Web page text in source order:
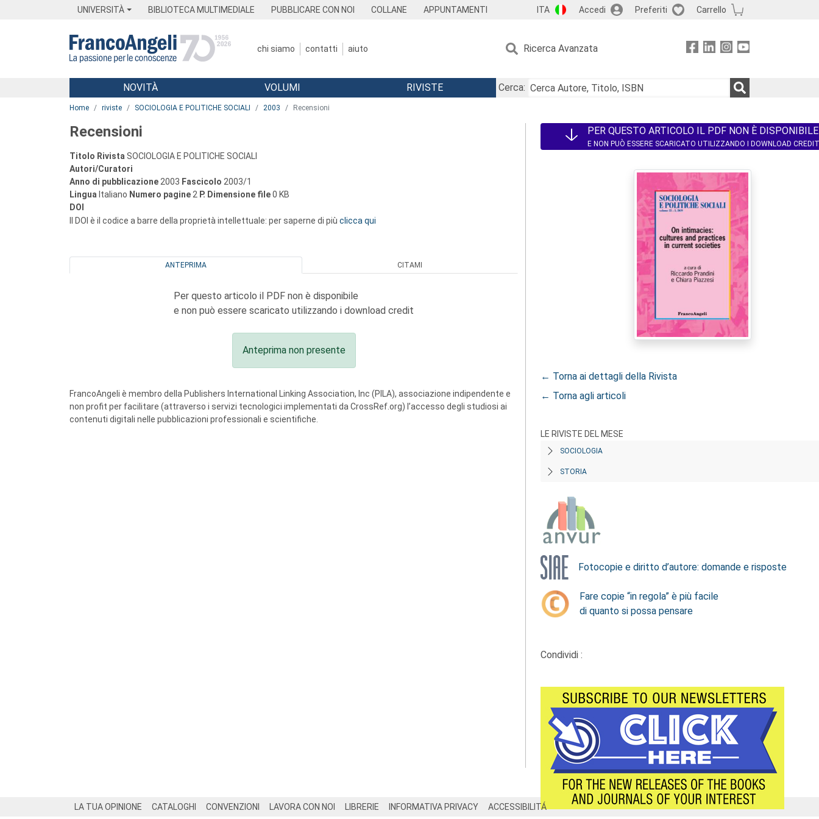
UNIVERSITÀ BIBLIOTECA MULTIMEDIALE PUBBLICARE CON NOI COLLANE APPUNTAMENTI ITA Accedi Preferiti Carrello
chi siamo contatti aiuto Ricerca Avanzata
Menu
NOVITÀ VOLUMI RIVISTE
Cerca:
Home riviste SOCIOLOGIA E POLITICHE SOCIALI 2003 Recensioni
Recensioni
Titolo Rivista SOCIOLOGIA E POLITICHE SOCIALI
Autori/Curatori
Anno di pubblicazione 2003 Fascicolo 2003/1
Lingua Italiano Numero pagine 2 P. Dimensione file0 KB
DOI
Il DOI è il codice a barre della proprietà intellettuale: per saperne di più clicca qui
ANTEPRIMA CITAMI
Per questo articolo il PDF non è disponibile
e non può essere scaricato utilizzando i download credit
Anteprima non presente
FrancoAngeli è membro della Publishers International Linking Association, Inc (PILA), associazione indipendente e
non profit per facilitare (attraverso i servizi tecnologici implementati da CrossRef.org) l’accesso degli studiosi ai
contenuti digitali nelle pubblicazioni professionali e scientifiche.
PER QUESTO ARTICOLO IL PDF NON È DISPONIBILE
E NON PUÒ ESSERE SCARICATO UTILIZZANDO I DOWNLOAD CREDIT
← Torna ai dettagli della Rivista
← Torna agli articoli
LE RIVISTE DEL MESE
SOCIOLOGIA
STORIA
Fotocopie e diritto d’autore: domande e risposte
Fare copie “in regola” è più facile
di quanto si possa pensare
Condividi :
LA TUA OPINIONE CATALOGHI CONVENZIONI LAVORA CON NOI LIBRERIE INFORMATIVA PRIVACY ACCESSIBILITÁ